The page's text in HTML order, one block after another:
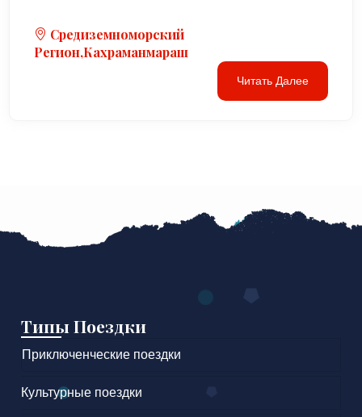
Средиземноморский
Регион,Кахраманмараш
Читать Далее
Типы Поездки
Приключенческие поездки
Культурные поездки